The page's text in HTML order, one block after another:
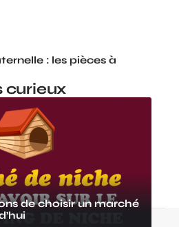
: les pièces à
curieux
de choisir un marché